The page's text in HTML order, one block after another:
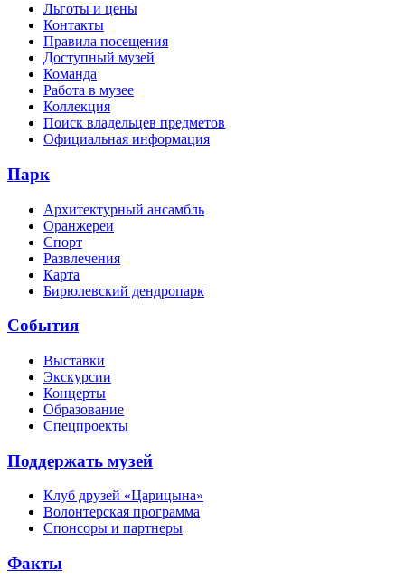
Льготы и цены
Контакты
Правила посещения
Доступный музей
Команда
Работа в музее
Коллекция
Поиск владельцев предметов
Официальная информация
Парк
Архитектурный ансамбль
Оранжереи
Спорт
Развлечения
Карта
Бирюлевский дендропарк
События
Выставки
Экскурсии
Концерты
Образование
Спецпроекты
Поддержать музей
Клуб друзей «Царицына»
Волонтерская программа
Спонсоры и партнеры
Факты